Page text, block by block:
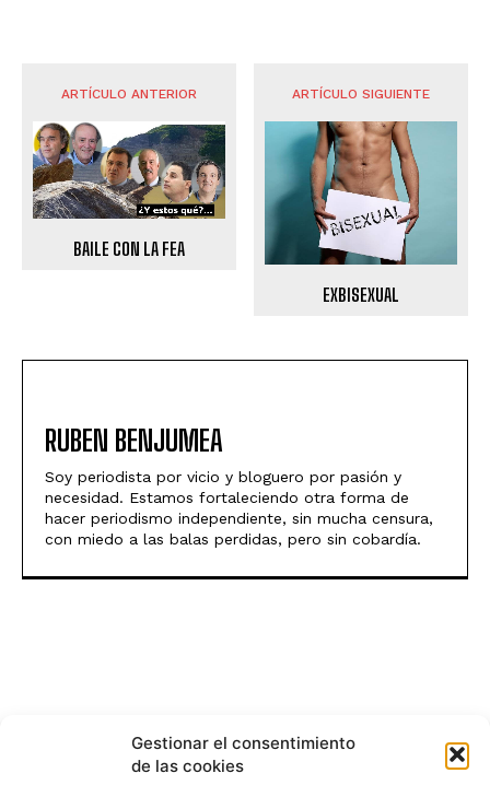
Gestionar el consentimiento
de las cookies
ARTÍCULO ANTERIOR
BAILE CON LA FEA
ARTÍCULO SIGUIENTE
EXBISEXUAL
RUBEN BENJUMEA
Soy periodista por vicio y bloguero por pasión y
necesidad. Estamos fortaleciendo otra forma de
hacer periodismo independiente, sin mucha censura,
con miedo a las balas perdidas, pero sin cobardía.